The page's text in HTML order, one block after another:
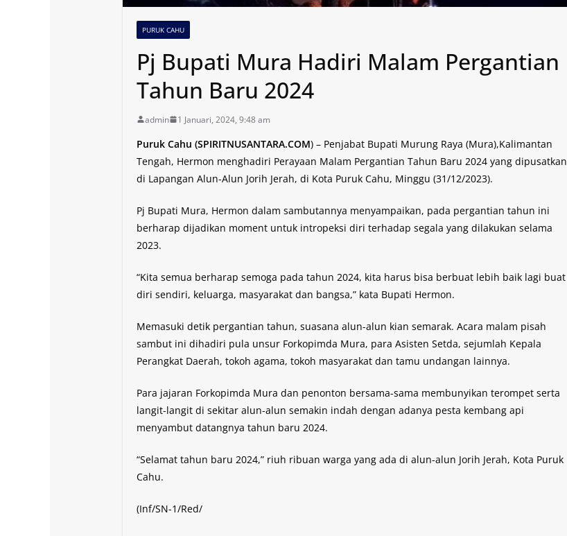
PURUK CAHU
Pj Bupati Mura Hadiri Malam Pergantian
Tahun Baru 2024
admin 1 Januari, 2024, 9:48 am
Puruk Cahu (SPIRITNUSANTARA.COM) – Penjabat Bupati Murung Raya (Mura),Kalimantan
Tengah, Hermon menghadiri Perayaan Malam Pergantian Tahun Baru 2024 yang dipusatkan
di Lapangan Alun-Alun Jorih Jerah, di Kota Puruk Cahu, Minggu (31/12/2023).
Pj Bupati Mura, Hermon dalam sambutannya menyampaikan, pada pergantian tahun ini
berharap dijadikan moment untuk intropeksi diri terhadap segala yang dilakukan selama
2023.
“Kita semua berharap semoga pada tahun 2024, kita harus bisa berbuat lebih baik lagi buat
diri sendiri, keluarga, masyarakat dan bangsa,” kata Bupati Hermon.
Memasuki detik pergantian tahun, suasana alun-alun kian semarak. Acara malam pisah
sambut ini dihadiri pula unsur Forkopimda Mura, para Asisten Setda, sejumlah Kepala
Perangkat Daerah, tokoh agama, tokoh masyarakat dan tamu undangan lainnya.
Para jajaran Forkopimda Mura dan penonton bersama-sama membunyikan terompet serta
langit-langit di sekitar alun-alun semakin indah dengan adanya pesta kembang api
menyambut datangnya tahun baru 2024.
“Selamat tahun baru 2024,” riuh ribuan warga yang ada di alun-alun Jorih Jerah, Kota Puruk
Cahu.
(Inf/SN-1/Red/